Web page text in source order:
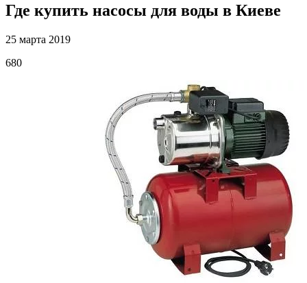
Где купить насосы для воды в Киеве
25 марта 2019
680